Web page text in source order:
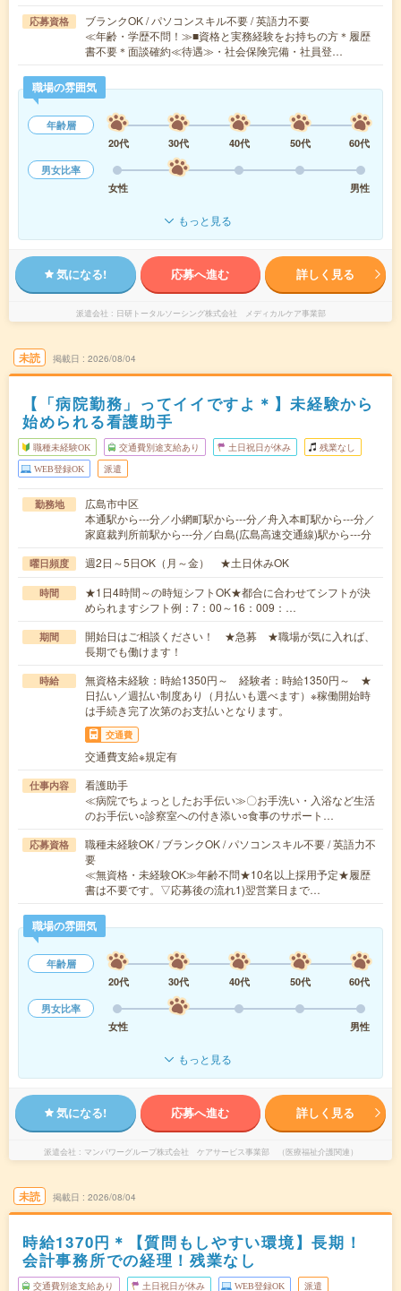
応募資格
ブランクOK / パソコンスキル不要 / 英語力不要
≪年齢・学歴不問！≫■資格と実務経験をお持ちの方＊履歴
書不要＊面談確約≪待遇≫・社会保険完備・社員登…
職場の雰囲気
年齢層
20代
30代 40代 50代
60代
男女比率
女性
男性
もっと見る
気になる! 応募へ進む 詳しく見る
派遣会社 日研トータルソーシング株式会社 メディカルケア事業部
未読 掲載日 2026/08/04
【「病院勤務」ってイイですよ＊】未経験から
始められる看護助手
職種未経験OK 交通費別途支給あり 土日祝日が休み 残業なし
WEB登録OK 派遣
勤務地
広島市中区
本通駅から---分／小網町駅から---分／舟入本町駅から---分／
家庭裁判所前駅から---分／白島(広島高速交通線)駅から---分
曜日頻度 週2日～5日OK（月～金） ★土日休みOK
時間
★1日4時間～の時短シフトOK★都合に合わせてシフトが決
められますシフト例：7：00～16：009：…
期間
開始日はご相談ください！ ★急募 ★職場が気に入れば、
長期でも働けます！
時給
無資格未経験：時給1350円～ 経験者：時給1350円～ ★
日払い／週払い制度あり（月払いも選べます）※稼働開始時
は手続き完了次第のお支払いとなります。
交通費
交通費支給※規定有
仕事内容
看護助手
≪病院でちょっとしたお手伝い≫〇お手洗い・入浴など生活
のお手伝い○診察室への付き添い○食事のサポート…
応募資格
職種未経験OK / ブランクOK / パソコンスキル不要 / 英語力不
要
≪無資格・未経験OK≫年齢不問★10名以上採用予定★履歴
書は不要です。▽応募後の流れ1)翌営業日まで…
職場の雰囲気
年齢層
20代
30代 40代 50代
60代
男女比率
女性
男性
もっと見る
気になる! 応募へ進む 詳しく見る
派遣会社 マンパワーグループ株式会社 ケアサービス事業部 （医療福祉介護関連）
未読 掲載日 2026/08/04
時給1370円＊【質問もしやすい環境】長期！
会計事務所での経理！残業なし
交通費別途支給あり 土日祝日が休み WEB登録OK 派遣